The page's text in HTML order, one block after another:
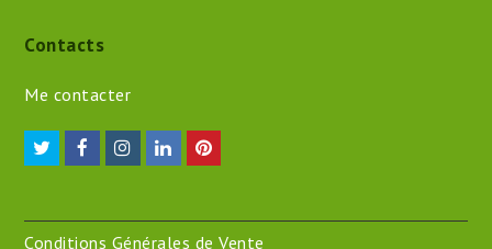
Contacts
Me contacter
TwitterFacebookInstagram
LinkedInPinterest
Conditions Générales de Vente